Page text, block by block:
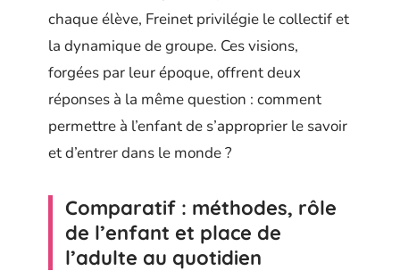
chaque élève, Freinet privilégie le collectif et
la dynamique de groupe. Ces visions,
forgées par leur époque, offrent deux
réponses à la même question : comment
permettre à l’enfant de s’approprier le savoir
et d’entrer dans le monde ?
Comparatif : méthodes, rôle
de l’enfant et place de
l’adulte au quotidien